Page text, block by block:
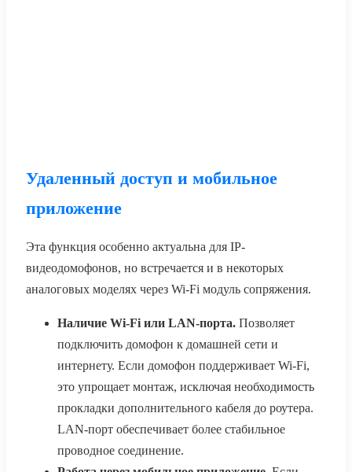
Удаленный доступ и мобильное
приложение
Эта функция особенно актуальна для IP-
видеодомофонов, но встречается и в некоторых
аналоговых моделях через Wi-Fi модуль сопряжения.
Наличие Wi-Fi или LAN-порта. Позволяет
подключить домофон к домашней сети и
интернету. Если домофон поддерживает Wi-Fi,
это упрощает монтаж, исключая необходимость
прокладки дополнительного кабеля до роутера.
LAN-порт обеспечивает более стабильное
проводное соединение.